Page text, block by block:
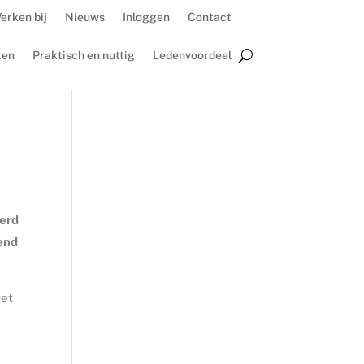
bij Nieuws Inloggen Contact
Praktisch en nuttig Ledenvoordeel